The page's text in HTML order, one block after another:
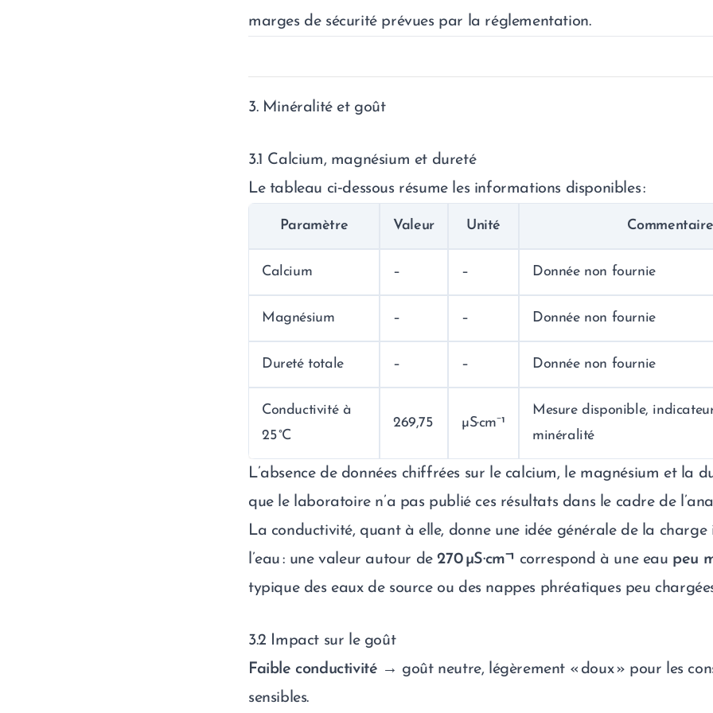
marges de sécurité prévues par la réglementation.
3. Minéralité et goût
3.1 Calcium, magnésium et dureté
Le tableau ci‑dessous résume les informations disponibles :
Paramètre Valeur Unité Commentaire
Calcium – – Donnée non fournie
Magnésium – – Donnée non fournie
Dureté totale – – Donnée non fournie
Conductivité à
25 °C
269,75 µS·cm⁻¹
Mesure disponible,
minéralité
L’absence de données chiffrées sur le calcium, le magnésium et la
que le laboratoire n’a pas publié ces résultats dans le cadre de
La conductivité, quant à elle, donne une idée générale de la charge
l’eau : une valeur autour de270 µS·cm⁻¹ correspond à une eau peu
typique des eaux de source ou des nappes phréatiques peu
3.2 Impact sur le goût
Faible conductivité → goût neutre, légèrement « doux » pour les
sensibles.